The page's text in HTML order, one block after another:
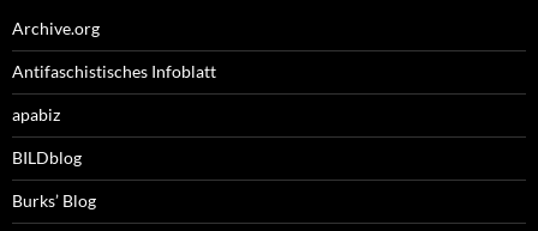
Archive.org
Antifaschistisches Infoblatt
apabiz
BILDblog
Burks’ Blog